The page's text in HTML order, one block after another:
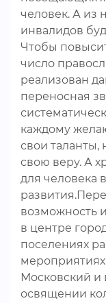
человек. А из
инвалидов
Чтобы
число
реализован
переносная
каждому
свои таланты,
свою веру. А
для человека
возможность
в центре
поселениях
Московский и
освящении